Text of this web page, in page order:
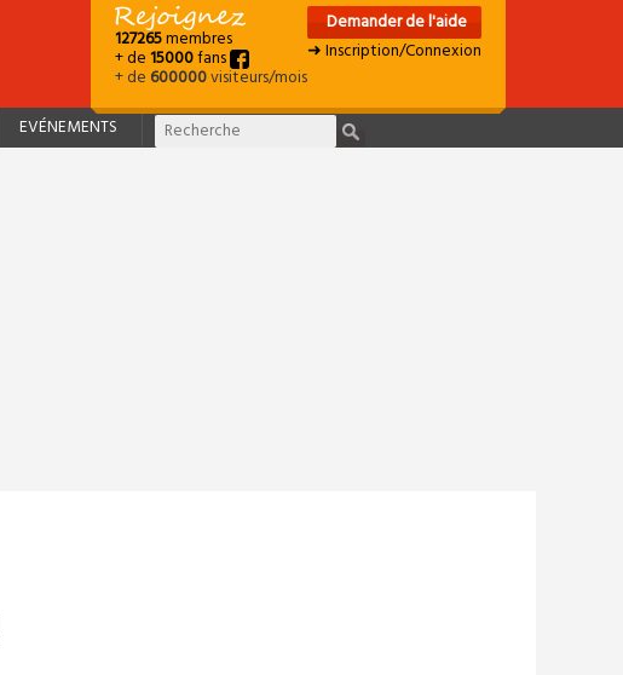
127265membres
+ de15000fans
+ de600000visiteurs/mois
Demander de l'aide
➜ Inscription/Connexion
EVÉNEMENTS